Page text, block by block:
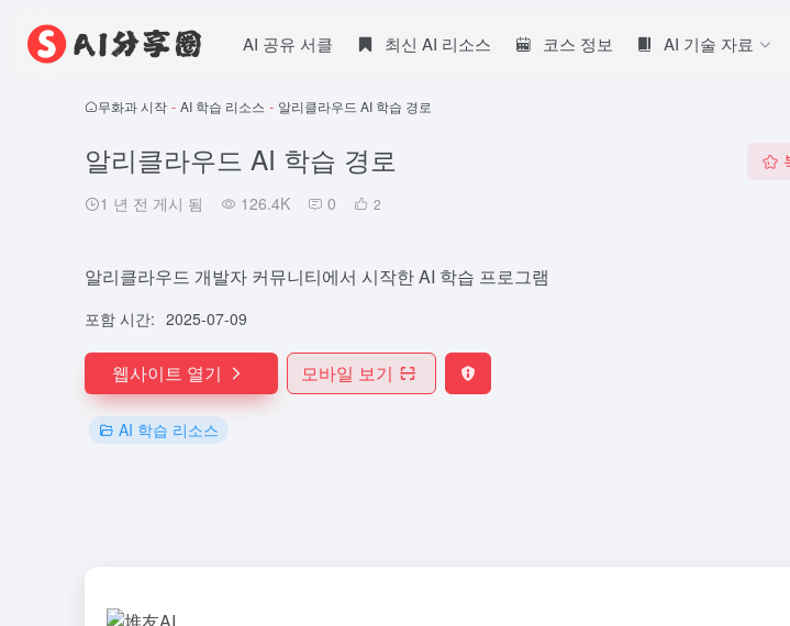
AI 공유 서클 최신 AI 리소스 코스 정보 AI 기술 자료
무화과 시작 - AI 학습 리소스 - 알리클라우드 AI 학습 경로
알리클라우드 AI 학습 경로
1 년 전 게시 됨 126.4K 0 2
알리클라우드 개발자 커뮤니티에서 시작한 AI 학습 프로그램
포함 시간: 2025-07-09
웹사이트 열기 모바일 보기
AI 학습 리소스